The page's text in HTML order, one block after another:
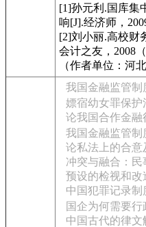
[1]孙元利.国库集
响[J].经济师，
[2]刘小丽.高校财
会计之友，2008
（作者单位：河
我国金融监管
嫖宿幼女罪保护
论我国合作金融
我国金融监管制
论私法上的合意
冲突与融合：民
预设的检视和改
中国犯罪记录
国企为何需要
中国古代的律